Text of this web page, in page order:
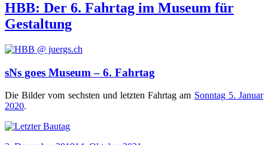
HBB: Der 6. Fahrtag im Museum für
Gestaltung
sNs goes Museum – 6. Fahrtag
Die Bil­der vom sechs­ten und letz­ten Fahr­tag am Sonn­tag 5. Janu­ar
2020.